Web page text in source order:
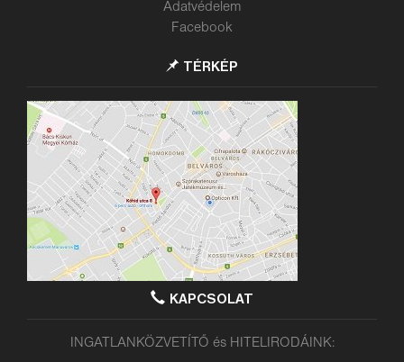
Adatvédelem
Facebook
TÉRKÉP
KAPCSOLAT
INGATLANKÖZVETÍTŐ és HITELIRODÁINK: